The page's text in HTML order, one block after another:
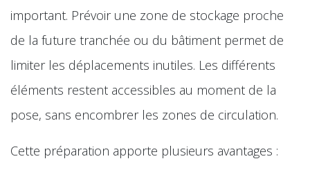
important. Prévoir une zone de stockage proche
de la future tranchée ou du bâtiment permet de
limiter les déplacements inutiles. Les différents
éléments restent accessibles au moment de la
pose, sans encombrer les zones de circulation.
Cette préparation apporte plusieurs avantages :